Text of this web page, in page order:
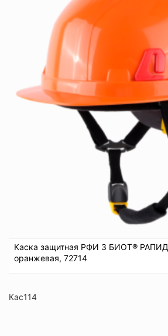
Каска защитная РФИ 3 БИОТ® РАПИД
оранжевая, 72714
Кас114